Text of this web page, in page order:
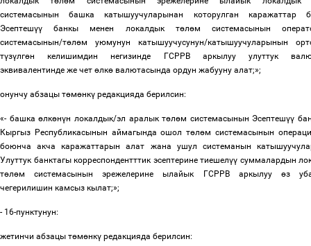
системасынын башка катышуучуларынан которулган каражаттар
Эсептешүү банкы менен локалдык төлөм системасынын
системасынын/төлөм уюмунун катышуучусунун/катышуучуларынын
түзүлгөн келишимдин негизинде ГСРРВ аркылуу улуттук
эквивалентинде же чет өлкө валютасында ордун жабууну алат;»;
онунчу абзацы төмөнкү редакцияда берилсин:
«- башкаөлкөнүн локалдык/эл аралык төлөм системасынын Эсептешүү
Кыргыз Республикасынын аймагында ошол төлөм системасынын
боюнча акча каражаттарын алат жана ушул системанын
Улуттук банктагы корреспондентттик эсептерине тиешелүү суммалардын
төлөм системасынын эрежелерине ылайык ГСРРВ аркылуу өз
чегерилишин камсыз кылат;»;
- 16-пунктунун:
жетинчи абзацы төмөнкү редакцияда берилсин: